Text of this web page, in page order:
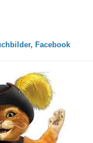
Facebook